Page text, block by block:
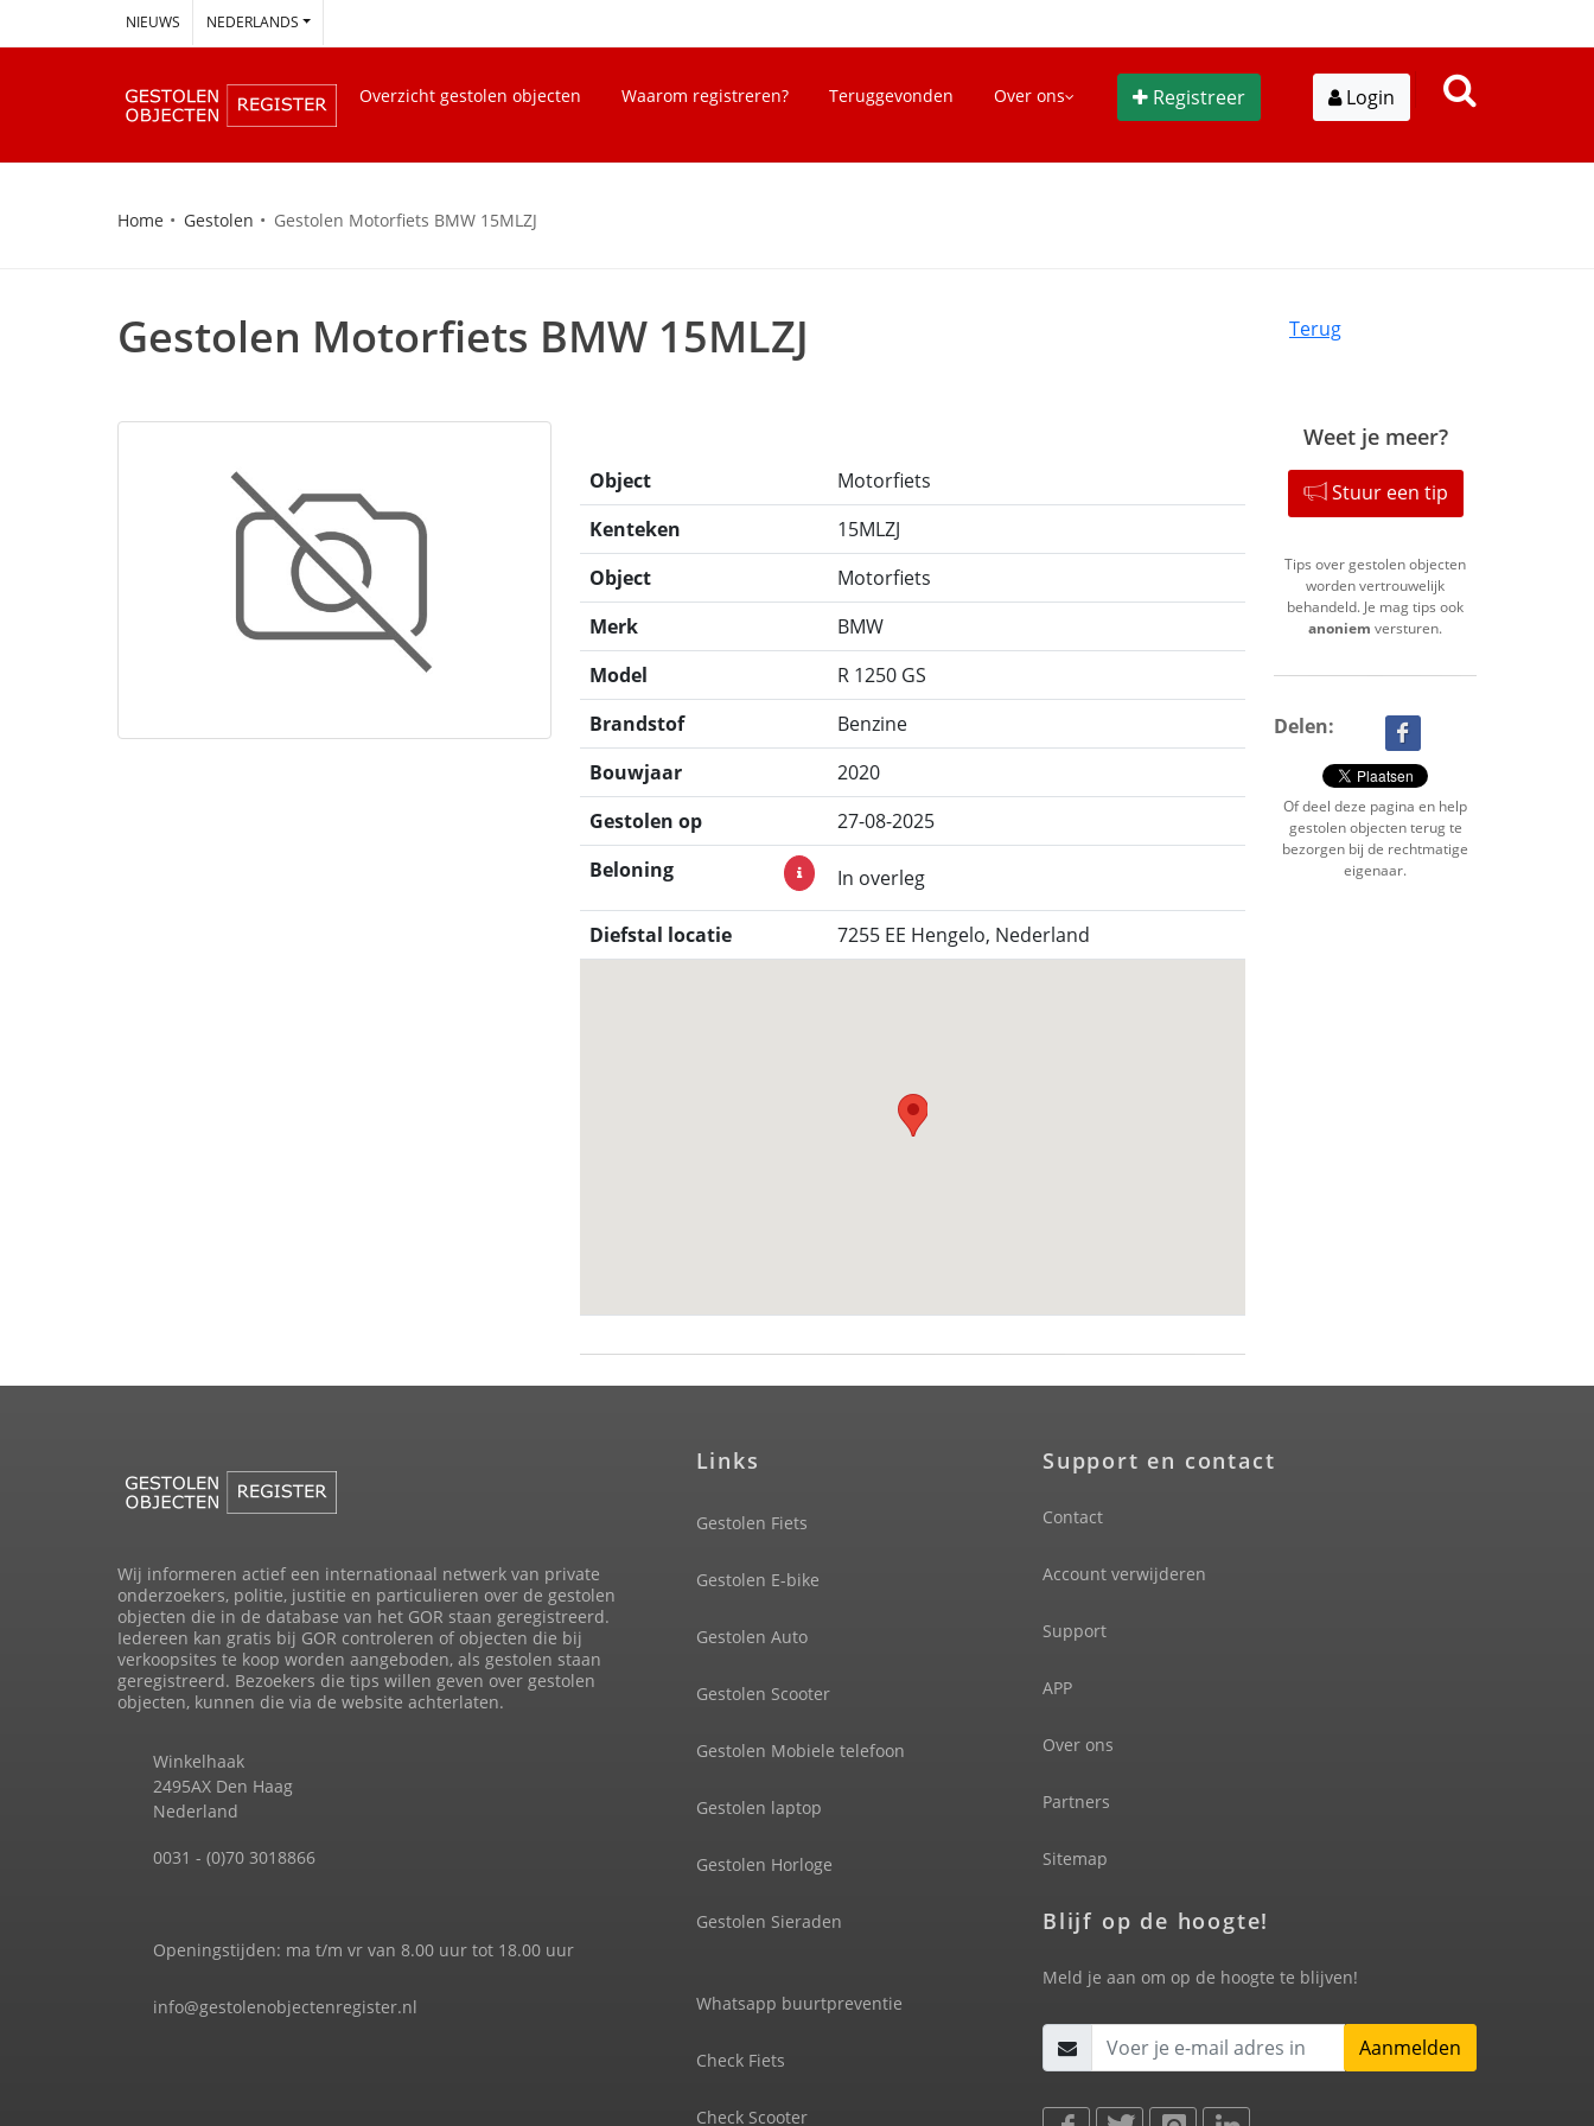
NIEUWS NEDERLANDS
Overzicht gestolen objecten Waarom registreren? Teruggevonden Over ons Registreer Login
Home Gestolen Gestolen Motorfiets BMW 15MLZJ
Gestolen Motorfiets BMW 15MLZJ Terug
Object
Motorfiets
Kenteken
15MLZJ
Object
Motorfiets
Merk
BMW
Model
R 1250 GS
Brandstof
Benzine
Bouwjaar
2020
Gestolen op
27-08-2025
Beloning
In overleg
Diefstal locatie 7255 EE Hengelo, Nederland
Weet je meer?
Stuur een tip
Tips over gestolen objecten
worden vertrouwelijk
behandeld. Je mag tips ook
anoniem versturen.
Delen:
Of deel deze pagina en help
gestolen objecten terug te
bezorgen bij de rechtmatige
eigenaar.
Wij informeren actief een internationaal netwerk van private
onderzoekers, politie, justitie en particulieren over de gestolen
objecten die in de database van het GOR staan geregistreerd.
Iedereen kan gratis bij GOR controleren of objecten die bij
verkoopsites te koop worden aangeboden, als gestolen staan
geregistreerd. Bezoekers die tips willen geven over gestolen
objecten, kunnen die via de website achterlaten.
Winkelhaak
2495AX Den Haag
Nederland
0031 - (0)70 3018866
Openingstijden: ma t/m vr van 8.00 uur tot 18.00 uur
info@gestolenobjectenregister.nl
Links
Gestolen Fiets
Gestolen E-bike
Gestolen Auto
Gestolen Scooter
Gestolen Mobiele telefoon
Gestolen laptop
Gestolen Horloge
Gestolen Sieraden
Whatsapp buurtpreventie
Check Fiets
Check Scooter
Support en contact
Contact
Account verwijderen
Support
APP
Over ons
Partners
Sitemap
Blijf op de hoogte!
Meld je aan om op de hoogte te blijven!
Aanmelden